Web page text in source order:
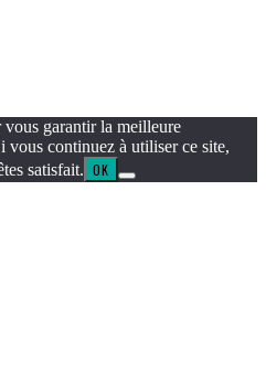
garantir la meilleure
vous continuez à utiliser ce site,
satisfait. OK